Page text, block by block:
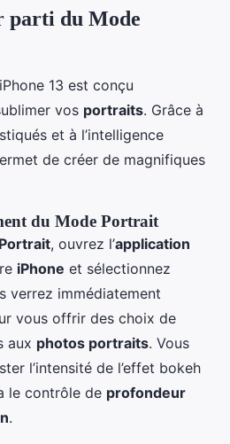
du Mode
13 est conçu
vos portraits. Grâce à
et à l’intelligence
de créer de magnifiques
du Mode Portrait
, ouvrez l’application
iPhone et sélectionnez
verrez immédiatement
vous offrir des choix de
aux photos portraits. Vous
l’intensité de l’effet bokeh
le contrôle de profondeur
.